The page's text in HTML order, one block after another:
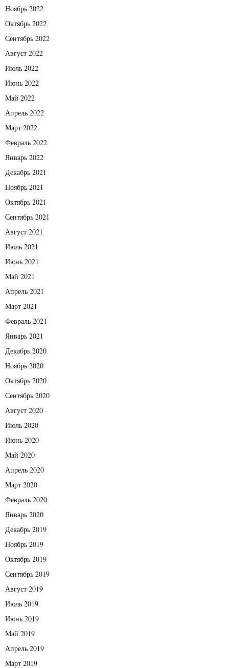
Ноябрь 2022
Октябрь 2022
Сентябрь 2022
Август 2022
Июль 2022
Июнь 2022
Май 2022
Апрель 2022
Март 2022
Февраль 2022
Январь 2022
Декабрь 2021
Ноябрь 2021
Октябрь 2021
Сентябрь 2021
Август 2021
Июль 2021
Июнь 2021
Май 2021
Апрель 2021
Март 2021
Февраль 2021
Январь 2021
Декабрь 2020
Ноябрь 2020
Октябрь 2020
Сентябрь 2020
Август 2020
Июль 2020
Июнь 2020
Май 2020
Апрель 2020
Март 2020
Февраль 2020
Январь 2020
Декабрь 2019
Ноябрь 2019
Октябрь 2019
Сентябрь 2019
Август 2019
Июль 2019
Июнь 2019
Май 2019
Апрель 2019
Март 2019